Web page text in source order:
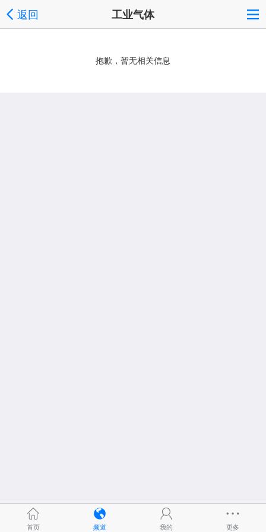
返回 工业气体
抱歉，暂无相关信息
首页 频道 我的 更多